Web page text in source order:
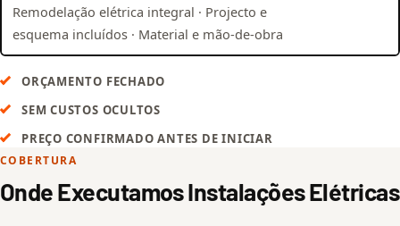
Remodelação elétrica integral · Projecto e
esquema incluídos · Material e mão-de-obra
ORÇAMENTO FECHADO
SEM CUSTOS OCULTOS
PREÇO CONFIRMADO ANTES DE INICIAR
COBERTURA
Onde Executamos Instalações Elétricas